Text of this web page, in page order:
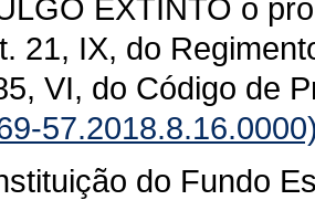
EXTINTO o
21, IX, do
VI, do Código de
do Fundo